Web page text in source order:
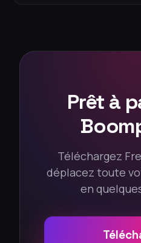
Prêt à
Téléchargez
déplacez toute
en